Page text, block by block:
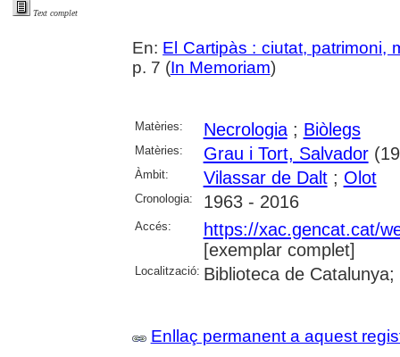
Text complet
En: El Cartipàs : ciutat, patrimoni,
p. 7 (In Memoriam)
Matèries: Necrologia; Biòlegs
Matèries: Grau i Tort, Salvador
Àmbit: Vilassar de Dalt; Olot
Cronologia: 1963 - 2016
Accés:
https://xac.gencat.cat/
[exemplar complet]
Localització: Biblioteca de
Enllaç permanent a aquest